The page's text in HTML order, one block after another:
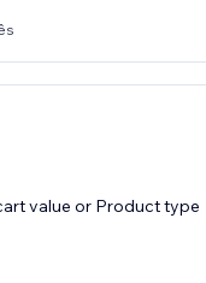
value or Product type